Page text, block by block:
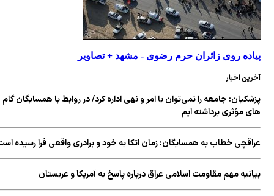
پیاده روی زائران حرم رضوی - مشهد + تصاویر
آخرین اخبار
پزشکیان: جامعه را نمی‌توان با امر و نهی اداره کرد/ در روابط با همسایگان گام
های مؤثری برداشته ایم
عراقچی خطاب به همسایگان: زمان اتکا به خود و برادری واقعی فرا رسیده است
بیانیه مهم مقاومت اسلامی عراق درباره پاسخ به آمریکا و عربستان